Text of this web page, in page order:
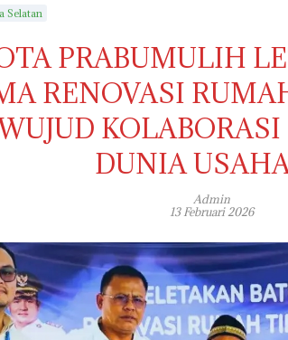
Selatan
PRABUMULIH
RENOVASI
DUNIA
Admin
13 Februari 2026